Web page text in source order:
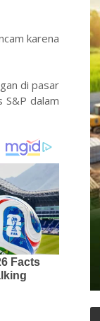
karena
di pasar
dalam